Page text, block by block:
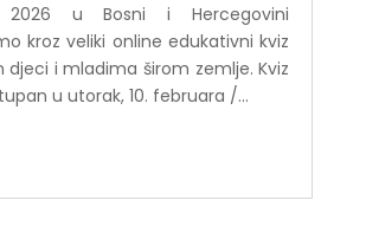
2026 u Bosni i Hercegovini
kroz veliki online edukativni kviz
djeci i mladima širom zemlje. Kviz
u utorak, 10. februara /...